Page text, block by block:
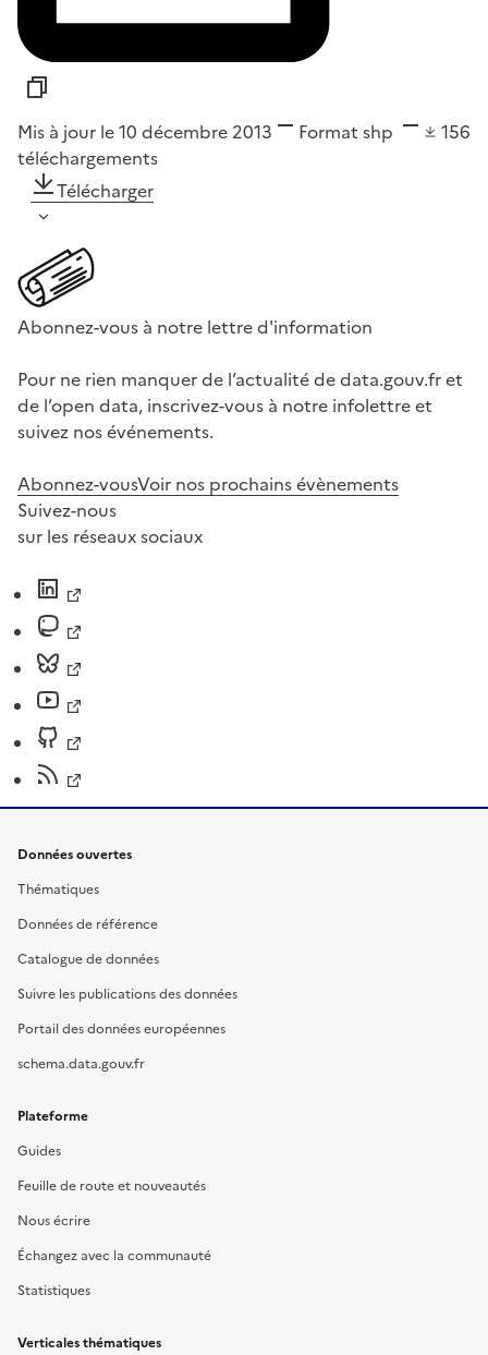
Mis à jour le 10 décembre 2013 Format shp
156
téléchargements
Télécharger
Abonnez-vous à notre lettre d'information
Pour ne rien manquer de l’actualité de data.gouv.fr et
de l’open data, inscrivez-vous à notre infolettre et
suivez nos événements.
Abonnez-vousVoir nos prochains évènements
Suivez-nous
sur les réseaux sociaux
Données ouvertes
Thématiques
Données de référence
Catalogue de données
Suivre les publications des données
Portail des données européennes
schema.data.gouv.fr
Plateforme
Guides
Feuille de route et nouveautés
Nous écrire
Échangez avec la communauté
Statistiques
Verticales thématiques